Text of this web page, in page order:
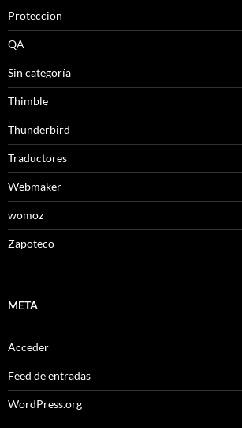
Proteccion
QA
Sin categoría
Thimble
Thunderbird
Traductores
Webmaker
womoz
Zapoteco
META
Acceder
Feed de entradas
WordPress.org